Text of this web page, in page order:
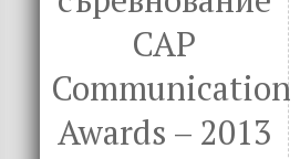
CAP
Communication
Awards – 2013